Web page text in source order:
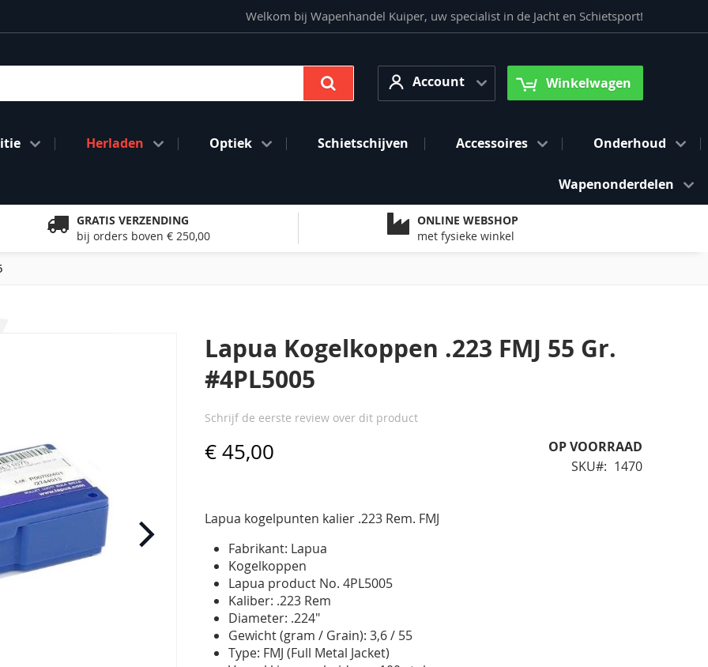
Welkom bij Wapenhandel Kuiper, uw specialist in de Jacht en Schietsport!
AccountAccount Winkelwagen
Herladen Optiek Schietschijven Accessoires Onderhoud
Wapenonderdelen
GRATIS VERZENDING
bij orders boven € 250,00
ONLINE WEBSHOP
met fysieke winkel
Lapua Kogelkoppen .223 FMJ 55 Gr.
#4PL5005
Schrijf de eerste review over dit product
€ 45,00
OP VOORRAAD
SKU
1470
Lapua kogelpunten kalier .223 Rem. FMJ
Fabrikant: Lapua
Kogelkoppen
Lapua product No. 4PL5005
Kaliber: .223 Rem
Diameter: .224"
Gewicht (gram / Grain): 3,6 / 55
Type: FMJ (Full Metal Jacket)